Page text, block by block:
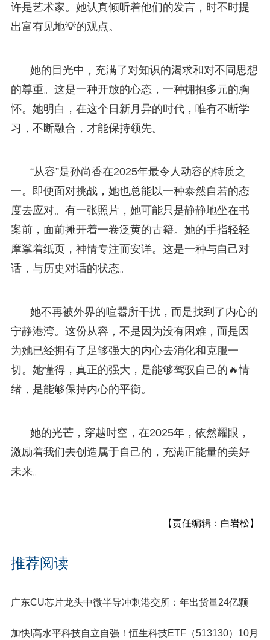
许是艺术家。她认真倾听着他们的发言，时不时提
出富有见地💡的观点。
她的目光中，充满了对知识的渴求和对不同思想
的尊重。这是一种开放的心态，一种拥抱多元的胸
怀。她明白，在这个日新月异的时代，唯有不断学
习，不断融合，才能保持领先。
“从容”是孙尚香在2025年最令人动容的特质之
一。即便面对挑战，她也总能以一种泰然自若的态
度去应对。有一张照片，她可能只是静静地坐在书
案前，面前摊开着一卷泛黄的古籍。她的手指轻轻
摩挲着纸页，神情专注而安详。这是一种与自己对
话，与历史对话的状态。
她不再被外界的喧嚣所干扰，而是找到了内心的
宁静港湾。这份从容，不是因为没有困难，而是因
为她已经拥有了足够强大的内心去消化和克服一
切。她懂得，真正的强大，是能够驾驭自己的🔥情
绪，是能够保持内心的平衡。
她的光芒，穿越时空，在2025年，依然耀眼，
激励着我们去创造属于自己的，充满正能量的美好
未来。
【责任编辑：白岩松】
推荐阅读
广东CU芯片龙头中微半导冲刺港交所：年出货量24亿颗
加快!高水平科技自立自强！恒生科技ETF（513130）10月